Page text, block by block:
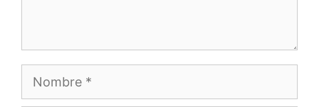
Nombre